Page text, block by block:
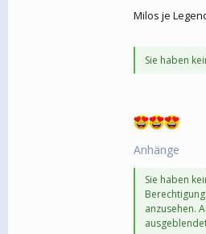
Milos je
Sie haben
Anhänge
Sie haben
anzusehen.